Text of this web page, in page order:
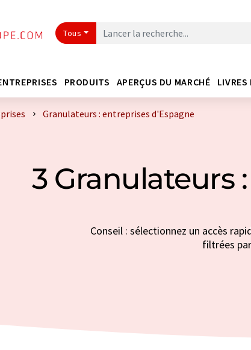
Tous
PRODUITS APERÇUS DU MARCHÉ LIVRES
Granulateurs : entreprises d'Espagne
3 Granulateurs
Conseil : sélectionnez un accès
filtrées par